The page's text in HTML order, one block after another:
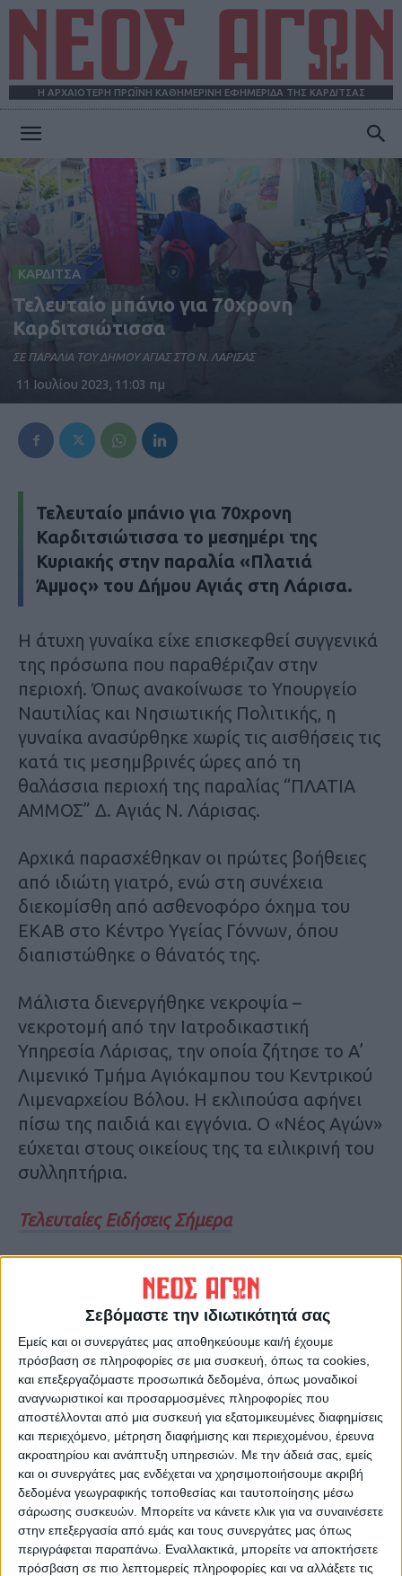
Σεβόμαστε την ιδιωτικότητά σας
Εμείς και οι συνεργάτες μας αποθηκεύουμε και/ή έχουμε
πρόσβαση σε πληροφορίες σε μια συσκευή, όπως τα cookies,
και επεξεργαζόμαστε προσωπικά δεδομένα, όπως μοναδικοί
αναγνωριστικοί και προσαρμοσμένες πληροφορίες που
αποστέλλονται από μια συσκευή για εξατομικευμένες διαφημίσεις
και περιεχόμενο, μέτρηση διαφήμισης και περιεχομένου, έρευνα
ακροατηρίου και ανάπτυξη υπηρεσιών. Με την άδειά σας, εμείς
και οι συνεργάτες μας ενδέχεται να χρησιμοποιήσουμε ακριβή
δεδομένα γεωγραφικής τοποθεσίας και ταυτοποίησης μέσω
σάρωσης συσκευών. Μπορείτε να κάνετε κλικ για να συναινέσετε
στην επεξεργασία από εμάς και τους συνεργάτες μας όπως
περιγράφεται παραπάνω. Εναλλακτικά, μπορείτε να αποκτήσετε
πρόσβαση σε πιο λεπτομερείς πληροφορίες και να αλλάξετε τις
Η ΑΡΧΑΙΟΤΕΡΗ ΠΡΩΪΝΗ ΚΑΘΗΜΕΡΙΝΗ ΕΦΗΜΕΡΙΔΑ ΤΗΣ ΚΑΡΔΙΤΣΑΣ
ΑΓΩΝ
ΚΑΡΔΙΤΣΑ
Τελευταίο μπάνιο για 70χρονη
Καρδιτσιώτισσα
ΣΕ ΠΑΡΑΛΙΑ ΤΟΥ ΔΗΜΟΥ ΑΓΙΑΣ ΣΤΟ Ν. ΛΑΡΙΣΑΣ
11 Ιουλίου 2023, 11:03 πμ
Τελευταίο μπάνιο για 70χρονη
Καρδιτσιώτισσα το μεσημέρι της
Κυριακής στην παραλία «Πλατιά
Άμμος» του Δήμου Αγιάς στη Λάρισα.
Η άτυχη γυναίκα είχε επισκεφθεί συγγενικά
της πρόσωπα που παραθέριζαν στην
περιοχή. Όπως ανακοίνωσε το Υπουργείο
Ναυτιλίας και Νησιωτικής Πολιτικής, η
γυναίκα ανασύρθηκε χωρίς τις αισθήσεις τις
κατά τις μεσημβρινές ώρες από τη
θαλάσσια περιοχή της παραλίας “ΠΛΑΤΙΑ
ΑΜΜΟΣ” Δ. Αγιάς Ν. Λάρισας.
Αρχικά παρασχέθηκαν οι πρώτες βοήθειες
από ιδιώτη γιατρό, ενώ στη συνέχεια
διεκομίσθη από ασθενοφόρο όχημα του
ΕΚΑΒ στο Κέντρο Υγείας Γόννων, όπου
διαπιστώθηκε ο θάνατός της.
Μάλιστα διενεργήθηκε νεκροψία –
νεκροτομή από την Ιατροδικαστική
Υπηρεσία Λάρισας, την οποία ζήτησε το Α’
Λιμενικό Τμήμα Αγιόκαμπου του Κεντρικού
Λιμεναρχείου Βόλου. Η εκλιπούσα αφήνει
πίσω της παιδιά και εγγόνια. Ο «Νέος Αγών»
εύχεται στους οικείους της τα ειλικρινή του
συλληπτήρια.
Τελευταίες Ειδήσεις Σήμερα
Ακολούθησε την εφημερίδα ΝΕΟΣ
ΑΓΩΝ στο Google News!
Όλες οι εξελίξεις στην περιοχή της
Καρδίτσας και ευρύτερα της Θεσσαλίας
ΠΡΟΗΓΟΥΜΕΝΟ ΑΡΘΡΟ
Πρόστιμο για φωτιά από
αμέλεια στον Άγιο Ακάκιο
του Δήμου Μουζακίου -
Άμεσα επενέβη η
πυροσβεστική
ΕΠΟΜΕΝΟ ΑΡΘΡΟ
Σχέδιο ψηφιακής μετάβασης
στο Δήμο Παλαμά